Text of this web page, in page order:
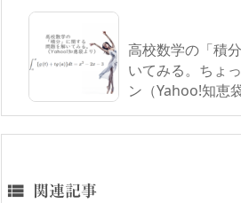
高校数学の「積
いてみる。ちょ
ン（Yahoo!知恵
 関連記事